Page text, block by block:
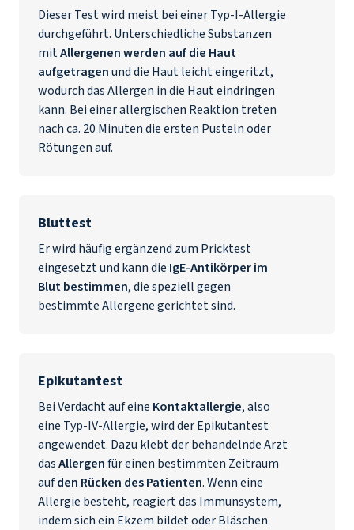
Dieser Test wird meist bei einer Typ-I-Allergie
durchgeführt. Unterschiedliche Substanzen
mitAllergenen werden auf die Haut
aufgetragenund die Haut leicht eingeritzt,
wodurch das Allergen in die Haut eindringen
kann. Bei einer allergischen Reaktion treten
nach ca. 20 Minuten die ersten Pusteln oder
Rötungen auf.
Bluttest
Er wird häufig ergänzend zum Pricktest
eingesetzt und kann die IgE-Antikörper im
Blut bestimmen, die speziell gegen
bestimmte Allergene gerichtet sind.
Epikutantest
Bei Verdacht auf eine Kontaktallergie, also
eine Typ-IV-Allergie, wird der Epikutantest
angewendet. Dazu klebt der behandelnde Arzt
dasAllergenfür einen bestimmten Zeitraum
aufden Rücken des Patienten. Wenn eine
Allergie besteht, reagiert das Immunsystem,
indem sich ein Ekzem bildet oder Bläschen